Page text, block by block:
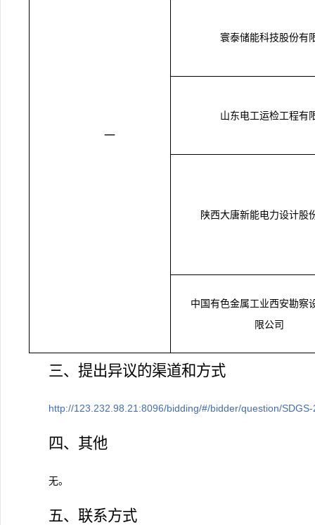
一
寰泰储能科技股份有
山东电工运检工程有
陕西大唐新能电力设计股
中国有色金属工业西安勘察
限公司
三、提出异议的渠道和方式
http://123.232.98.21:8096/bidding/#/bidder/question/
四、其他
无。
五、联系方式